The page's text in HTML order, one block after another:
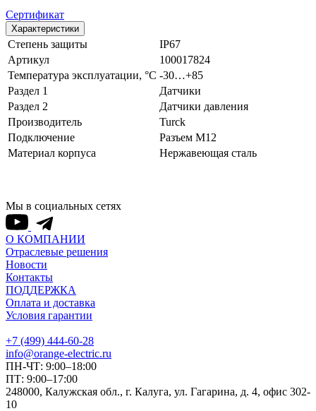
Сертификат
Характеристики
Степень защиты
IP67
Артикул
100017824
Температура эксплуатации, °С -30…+85
Раздел 1
Датчики
Раздел 2
Датчики давления
Производитель
Turck
Подключение
Разъем M12
Материал корпуса
Нержавеющая сталь
Мы в социальных сетях
О КОМПАНИИ
Отраслевые решения
Новости
Контакты
ПОДДЕРЖКА
Оплата и доставка
Условия гарантии
+7 (499) 444-60-28
info@orange-electric.ru
ПН-ЧТ: 9:00–18:00
ПТ: 9:00–17:00
248000, Калужская обл., г. Калуга, ул. Гагарина, д. 4, офис 302-
10